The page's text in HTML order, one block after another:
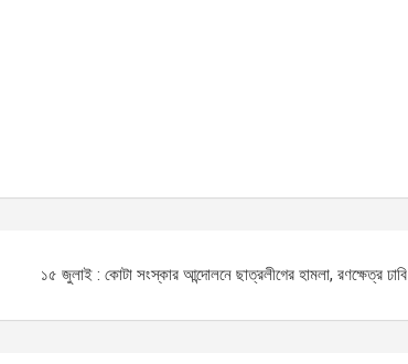
১৫ জুলাই : কোটা সংস্কার আন্দোলনে ছাত্রলীগের হামলা, রণক্ষেত্র ঢাবি